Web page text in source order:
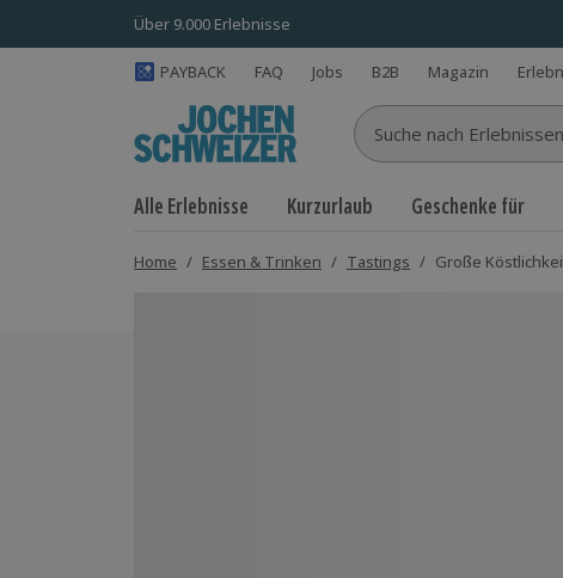
Über 9.000 Erlebnisse
PAYBACK FAQ Jobs B2B Magazin
Suche nach Erlebnissen...
Alle Erlebnisse Kurzurlaub Geschenke für
Home / Essen & Trinken / Tastings / Große